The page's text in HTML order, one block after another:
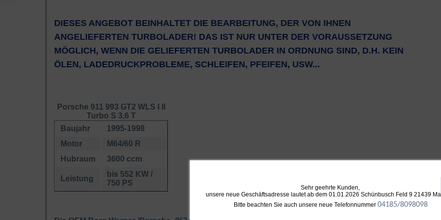
DIESES ANGEBOT BEINHALTET DIE BEARBEITUNG, DER VON IHNEN
ANGELIEFERTEN TURBOLADER! DAS IST NUR UNTER DER VORAUSSETZUNG
MÖGLICH, WENN DIE GELIEFERTEN TURBOLADER IN ORDNUNG SIND, D.H. KEIN
ÖLEN, LADEDRUCKPROBLEME, SCHLEIFEN, PFEIFEN, USW...
Porsche 911 993 GT2 WLS I II
Turbo S 3,6 T
Baujahr
1995-1998
Motor
M64/60 R
Hubraum
3600 ccm
Leistung
bis 552 KW /
750 PS
Sehr geehrte Kunden,
unsere neue Geschäftsadresse lautet ab dem 01.01.2026 Schünbusch Feld 9 21439
Bitte beachten Sie auch unsere neue Telefonnummer 04185/8098098